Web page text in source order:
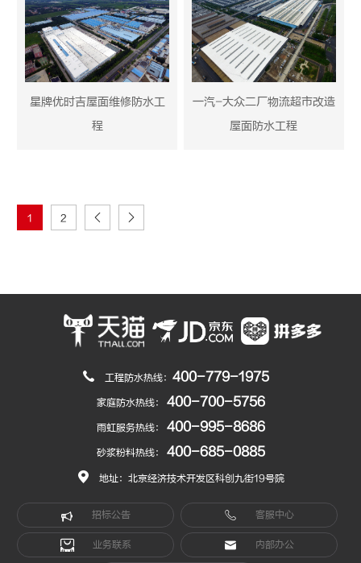
星牌优时吉屋面维修防水工
程
一汽-大众二厂物流超市改造
屋面防水工程
1 2
工程防水热线： 400-779-1975
家庭防水热线： 400-700-5756
雨虹服务热线： 400-995-8686
砂浆粉料热线： 400-685-0885
地址：北京经济技术开发区科创九街19号院
招标公告 客服中心
业务联系 内部办公